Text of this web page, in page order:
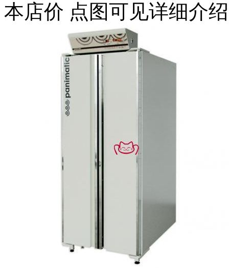
本店价 点图可见详细介绍